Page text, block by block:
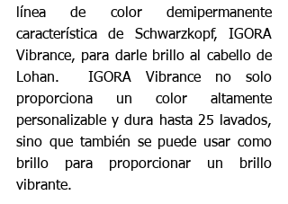
línea de color demipermanente
característica de Schwarzkopf, IGORA
Vibrance, para darle brillo al cabello de
Lohan.  IGORA Vibrance no solo
proporciona un color altamente
personalizable y dura hasta 25 lavados,
sino que también se puede usar como
brillo para proporcionar un brillo
vibrante.